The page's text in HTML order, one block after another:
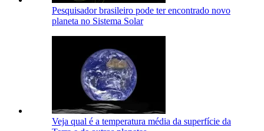
Pesquisador brasileiro pode ter encontrado novo
planeta no Sistema Solar
Veja qual é a temperatura média da superfície da